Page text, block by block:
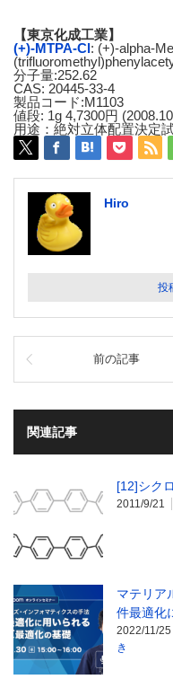
【東京化成工業】
(+)-MTPA-Cl: (+)-alpha-
分子量:252.62
CAS: 20445-33-4
製品コード:M1103
値段: 1g 4,7300円
用途：絶対立体配置決定
Hiro
投
前の記事
関連記事
[12]シク
2011/9/21
マテリア
件最適化
2022/11/25
き